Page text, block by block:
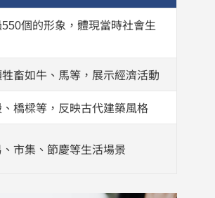
550個的形象，體現當時社會生
畜如牛、馬等，展示經濟活動
、橋樑等，反映古代建築風格
、市集、節慶等生活場景